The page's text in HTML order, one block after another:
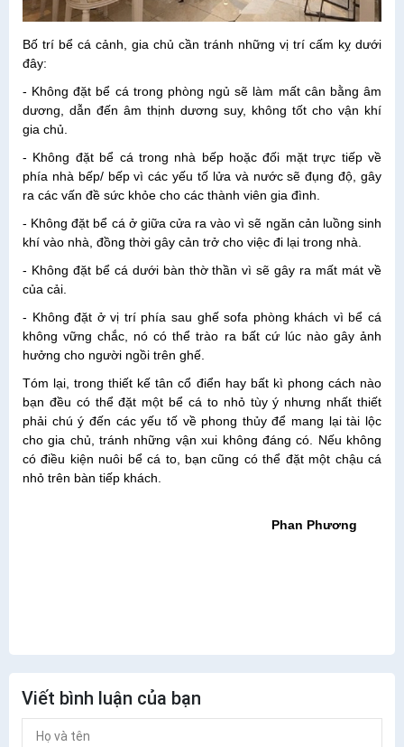
Bố trí bể cá cảnh, gia chủ cần tránh những vị trí cấm kỵ dưới
đây:
- Không đặt bể cá trong phòng ngủ sẽ làm mất cân bằng âm
dương, dẫn đến âm thịnh dương suy, không tốt cho vận khí
gia chủ.
- Không đặt bể cá trong nhà bếp hoặc đối mặt trực tiếp về
phía nhà bếp/ bếp vì các yếu tố lửa và nước sẽ đụng độ, gây
ra các vấn đề sức khỏe cho các thành viên gia đình.
- Không đặt bể cá ở giữa cửa ra vào vì sẽ ngăn cản luồng sinh
khí vào nhà, đồng thời gây cản trở cho việc đi lại trong nhà.
- Không đặt bể cá dưới bàn thờ thần vì sẽ gây ra mất mát về
của cải.
- Không đặt ở vị trí phía sau ghế sofa phòng khách vì bể cá
không vững chắc, nó có thể trào ra bất cứ lúc nào gây ảnh
hưởng cho người ngồi trên ghế.
Tóm lại, trong thiết kế tân cổ điển hay bất kì phong cách nào
bạn đều có thể đặt một bể cá to nhỏ tùy ý nhưng nhất thiết
phải chú ý đến các yếu tố về phong thủy để mang lại tài lộc
cho gia chủ, tránh những vận xui không đáng có. Nếu không
có điều kiện nuôi bể cá to, bạn cũng có thể đặt một chậu cá
nhỏ trên bàn tiếp khách.
Phan Phương
Viết bình luận của bạn